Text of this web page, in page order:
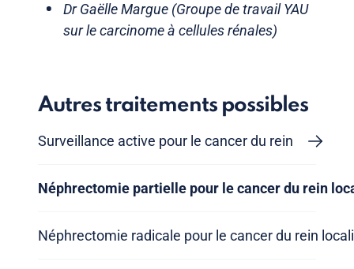
Dr Gaëlle Margue (Groupe de travail YAU
sur le carcinome à cellules rénales)
Autres traitements possibles
Surveillance active pour le cancer du rein
Néphrectomie partielle pour le cancer du rein
Néphrectomie radicale pour le cancer du rein